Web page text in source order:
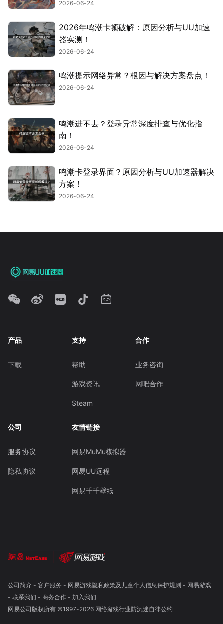
2026-06-24
2026年鸣潮卡顿破解：原因分析与UU加速
器实测！
2026-06-24
鸣潮提示网络异常？根因与解决方案盘点！
2026-06-24
鸣潮进不去？登录异常深度排查与优化指
南！
2026-06-24
鸣潮卡登录界面？原因分析与UU加速器解决
方案！
2026-06-24
产品
下载
支持
帮助
游戏资讯
Steam
合作
业务咨询
网吧合作
公司
服务协议
隐私协议
友情链接
网易MuMu模拟器
网易UU远程
网易千千壁纸
公司简介- 客户服务 - 网易游戏隐私政策及儿童个人信息保护规则 - 网易游戏
- 联系我们 - 商务合作- 加入我们
网易公司版权所有 ©1997-2026 网络游戏行业防沉迷自律公约